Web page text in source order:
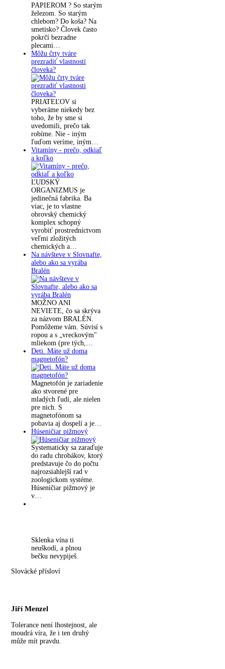
PAPIEROM ? So starým
železom. So starým
chlebom? Do koša? Na
smetisko? Človek často
pokrčí bezradne
plecami…
Môžu črty tváre
prezradiť vlastnosti
človeka?
PRIATEĽOV si
vyberáme niekedy bez
toho, že by sme si
uvedomili, prečo tak
robíme. Nie - iným
ľuďom veríme, iným…
Vitamíny - prečo, odkiaľ
a koľko
ĽUDSKÝ
ORGANIZMUS je
jedinečná fabrika. Ba
viac, je to vlastne
obrovský chemický
komplex schopný
vyrobiť prostredníctvom
veľmi zložitých
chemických a…
Na návšteve v Slovnafte,
alebo ako sa vyrába
Bralén
MOŽNO ANI
NEVIETE, čo sa skrýva
za názvom BRALÉN.
Pomôžeme vám. Súvisí s
ropou a s „vreckovým"
mliekom (pre tých,…
Deti. Máte už doma
magnetofón?
Magnetofón je zariadenie
ako stvorené pre
mladých ľudí, ale nielen
pre nich. S
magnetofónom sa
pobavia aj dospelí a je…
Húseničiar pižmový
Systematicky sa zaraďuje
do radu chrobákov, ktorý
predstavuje čo do počtu
najrozsiahlejší rad v
zoologickom systéme.
Húseničiar pižmový je
v…
Sklenka vína ti
neuškodí, a plnou
bečku nevypiješ.
Slovácké přísloví
Jiří Menzel
Tolerance není lhostejnost, ale
moudrá víra, že i ten druhý
může mít pravdu.